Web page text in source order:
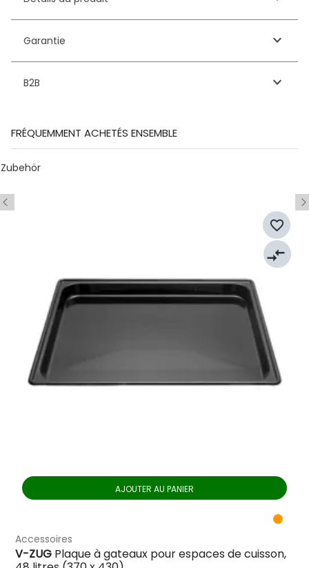
Garantie keyboard_arrow_down
B2B keyboard_arrow_down
FRÉQUEMMENT ACHETÉS ENSEMBLE
Zubehör
AJOUTER AU PANIER
Accessoires
V-ZUG Plaque à gateaux pour espaces de cuisson,
favorite_border
compare_arrows